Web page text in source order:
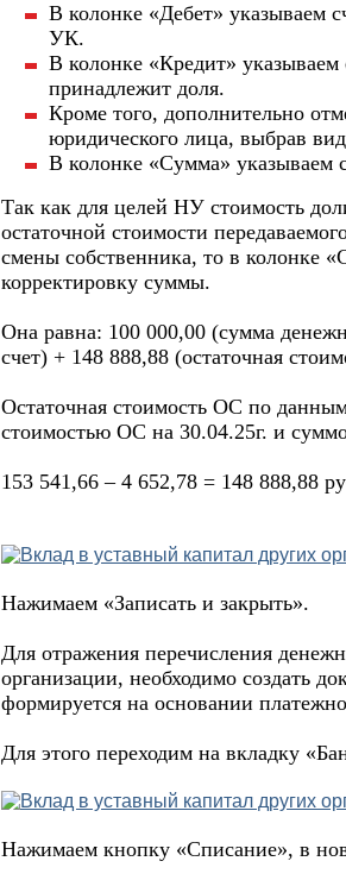
В колонке «Дебет» указываем
УК.
В колонке «Кредит»
принадлежит доля.
Кроме того, дополнительно
юридического лица, выбрав
В колонке «Сумма» указываем
Так как для целей НУ стоимость
остаточной стоимости
смены собственника, то в колонке
корректировку суммы.
Она равна: 100 000,00 (сумма
счет) + 148 888,88 (остаточная
Остаточная стоимость ОС по
стоимостью ОС на 30.04.25г. и
153 541,66 – 4 652,78 = 148 888,88
Нажимаем «Записать и закрыть».
Для отражения перечисления
организации, необходимо создать
формируется на основании
Для этого переходим на вкладку
Нажимаем кнопку «Списание», в